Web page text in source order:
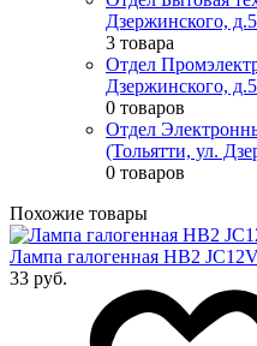
Дзержинского,
3 товара
Отдел
Дзержинского,
0 товаров
Отдел
(Тольятти, ул.
0 товаров
Похожие товары
Лампа галогенная HB2
33 руб.